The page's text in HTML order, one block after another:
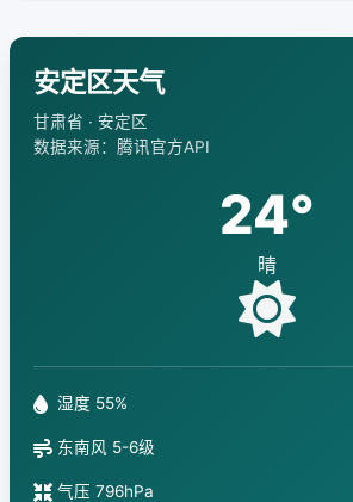
安定区天气
甘肃省 · 安定区
数据来源：腾讯官方API
24°
晴
湿度 55%
东南风 5-6级
气压 796hPa